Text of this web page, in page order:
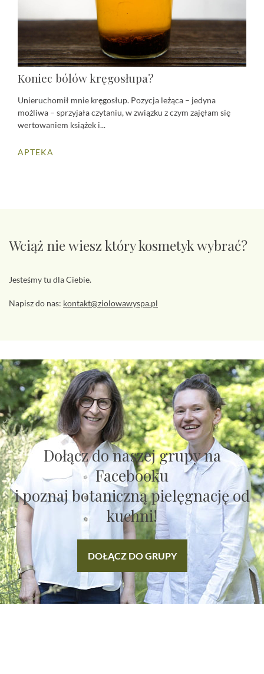
Koniec bólów kręgosłupa?
Unieruchomił mnie kręgosłup. Pozycja leżąca – jedyna
możliwa – sprzyjała czytaniu, w związku z czym zajęłam się
wertowaniem książek i...
APTEKA
Wciąż nie wiesz który kosmetyk wybrać?
Jesteśmy tu dla Ciebie.
Napisz do nas: kontakt@ziolowawyspa.pl
Dołącz do naszej grupy na
Facebooku
i poznaj botaniczną pielęgnację od
kuchni!
DOŁĄCZ DO GRUPY